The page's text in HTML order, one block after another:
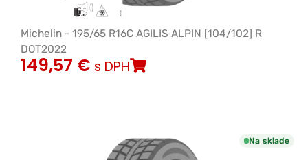
Michelin - 195/65 R16C AGILIS ALPIN [104/102] R
DOT2022
149,57 € s DPH
Na sklade